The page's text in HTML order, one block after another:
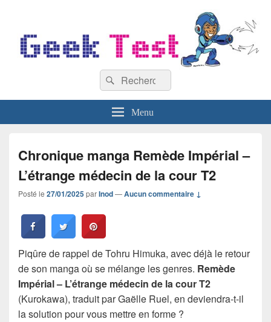
Recherche :
Rechercher
Menu
Chronique manga Remède Impérial –
L’étrange médecin de la cour T2
Posté le 27/01/2025parInod—Aucun commentaire ↓
Piqûre de rappel de Tohru Himuka, avec déjà le retour
de son manga où se mélange les genres. Remède
Impérial – L’étrange médecin de la cour T2
(Kurokawa), traduit par Gaëlle Ruel, en deviendra-t-il
la solution pour vous mettre en forme ?